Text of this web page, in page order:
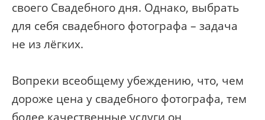
своего Свадебного дня. Однако, выбрать
для себя свадебного фотографа – задача
не из лёгких.
Вопреки всеобщему убеждению, что, чем
дороже цена у свадебного фотографа, тем